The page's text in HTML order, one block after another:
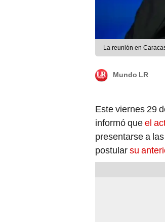
La reunión en
Mundo LR
Este viernes 29
informó queel
presentarse a
postularsu